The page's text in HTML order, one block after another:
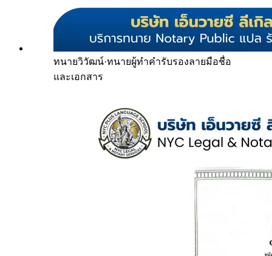
ทนายวิวัฒน์·ทนายผู้ทำคำรับรองลายมือชื่อ
และเอกสาร